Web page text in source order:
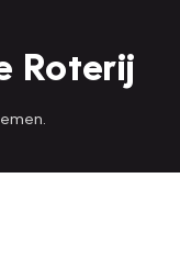
Roterij